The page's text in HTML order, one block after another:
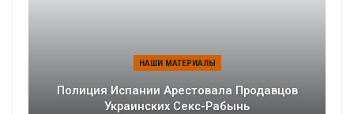
НАШИ МАТЕРИАЛЫ
Полиция Испании Арестовала Продавцов
Украинских Секс-Рабынь